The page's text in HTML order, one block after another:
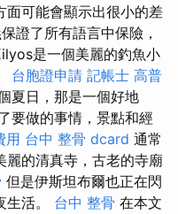
面可能會顯示出很小的差
證了所有語言中保險，
是一個美麗的釣魚小
台胞證申請 記帳士 高普
夏日，那是一個好地
要做的事情，景點和經
用 台中 整骨 dcard 通常
麗的清真寺，古老的寺廟
但是伊斯坦布爾也正在閃
活。 台中 整骨 在本文